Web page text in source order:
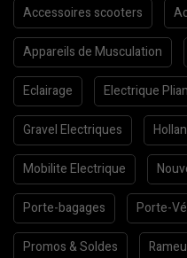
Accessoires scooters
Appareils de Musculation
Eclairage Electrique
Gravel Electriques
Mobilite Electrique
Porte-bagages Porte-
Promos & Soldes